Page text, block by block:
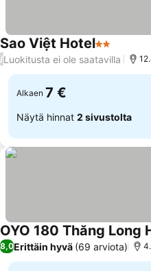
Sao Việt Hotel2 Katso
/Luokitusta ei ole saatavilla
Alkaen 7 €
Näytä hinnat 2 sivustolta
OYO 180 Thăng Long
8,0Erittäin hyvä (69 arviota)